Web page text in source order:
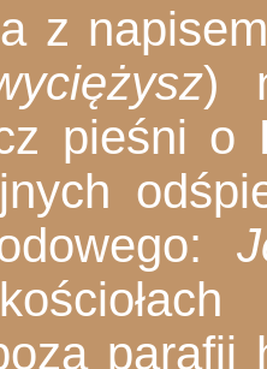
z
)
pieśni o
parafii